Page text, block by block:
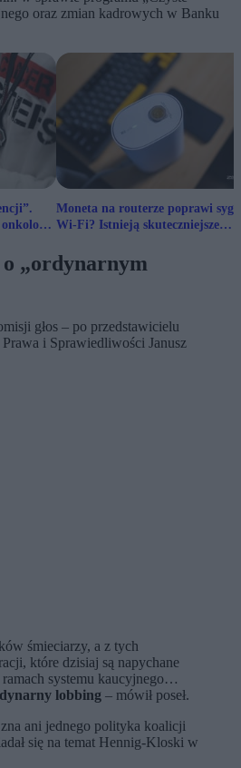
oraz zmian kadrowych w Banku
Moneta na routerze poprawi
Wi-Fi? Istnieją skuteczniejsze
„ordynarnym
głos – po przedstawicielu
Prawa i Sprawiedliwości Janusz
śmieciarzy, a z tych
które dzisiaj są napychane
systemu kaucyjnego…
lobbing – mówił poseł.
ani jednego polityka koalicji
się na temat Hennig-Kloski w